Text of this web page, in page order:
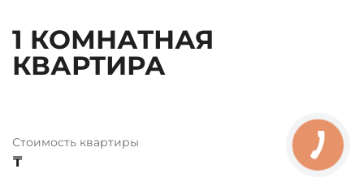
1 КОМНАТНАЯ
КВАРТИРА
Стоимость квартиры
₸